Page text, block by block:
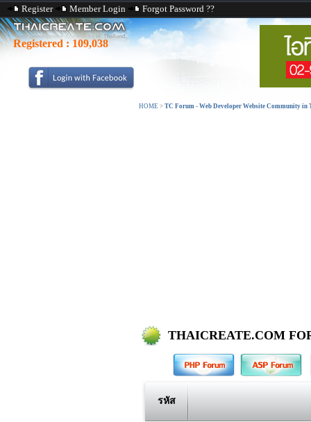
Register Member Login Forgot Password ??
Registered : 109,038
HOME > TC Forum - Web Developer Website Community in
THAICREATE.COM
รหัส